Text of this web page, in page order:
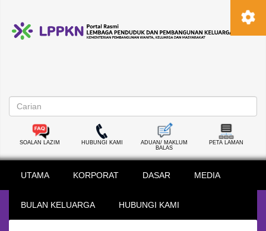
SOALAN LAZIM HUBUNGI KAMI
ADUAN/ MAKLUM
BALAS
PETA LAMAN
UTAMA KORPORAT DASAR MEDIA
BULAN KELUARGA HUBUNGI KAMI